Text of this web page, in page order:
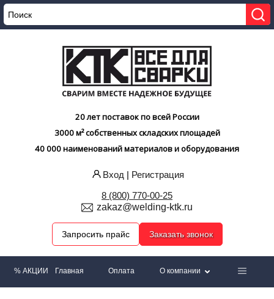
20 лет поставок по всей России
3000 м² собственных складских площадей
40 000 наименований материалов и оборудования
Вход | Регистрация
8 (800) 770-00-25
zakaz@welding-ktk.ru
Запросить прайс Заказать звонок
% АКЦИИ Главная Оплата О компании